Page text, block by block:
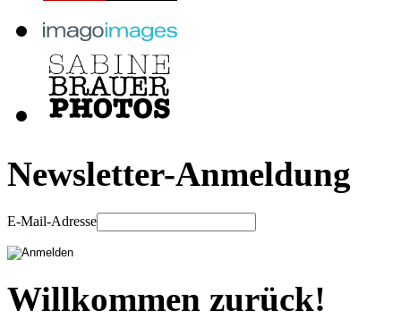
Newsletter-Anmeldung
E-Mail-Adresse
Willkommen zurück!